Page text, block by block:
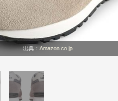
出典： Amazon.co.jp